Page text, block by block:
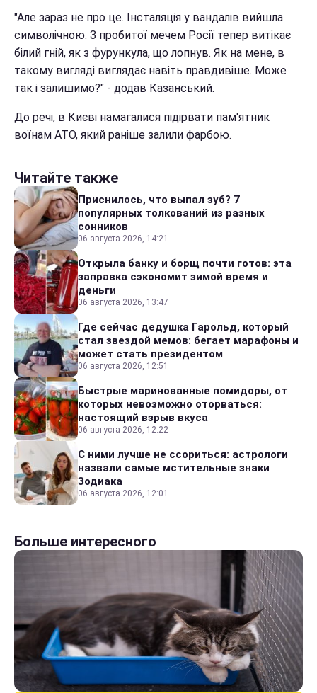
"Але зараз не про це. Інсталяція у вандалів вийшла
символічною. З пробитої мечем Росії тепер витікає
білий гній, як з фурункула, що лопнув. ​​Як на мене, в
такому вигляді виглядає навіть правдивіше. Може
так і залишимо?" - додав Казанський.
До речі, в Києві намагалися підірвати пам'ятник
воїнам АТО, який раніше залили фарбою.
Читайте также
Приснилось, что выпал зуб? 7
популярных толкований из разных
сонников
06 августа 2026, 14:21
Открыла банку и борщ почти готов: эта
заправка сэкономит зимой время и
деньги
06 августа 2026, 13:47
Где сейчас дедушка Гарольд, который
стал звездой мемов: бегает марафоны и
может стать президентом
06 августа 2026, 12:51
Быстрые маринованные помидоры, от
которых невозможно оторваться:
настоящий взрыв вкуса
06 августа 2026, 12:22
С ними лучше не ссориться: астрологи
назвали самые мстительные знаки
Зодиака
06 августа 2026, 12:01
Больше интересного